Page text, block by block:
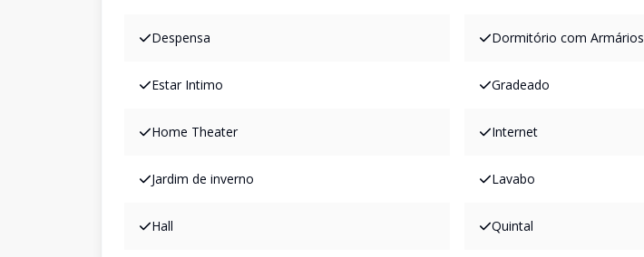
Despensa Dormitório com Armários
Estar Intimo Gradeado
Home Theater Internet
Jardim de inverno Lavabo
Hall Quintal